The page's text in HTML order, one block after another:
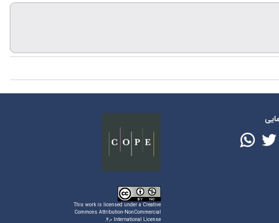
This work is licensed under a Creative
Commons Attribution-NonCommercial
۴,۰ International License.